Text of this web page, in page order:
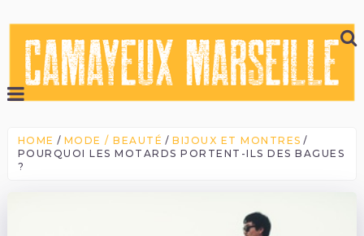
HOME MODE / BEAUTÉ
BIJOUX ET MONTRES
POURQUOI LES MOTARDS PORTENT-ILS DES BAGUES
?